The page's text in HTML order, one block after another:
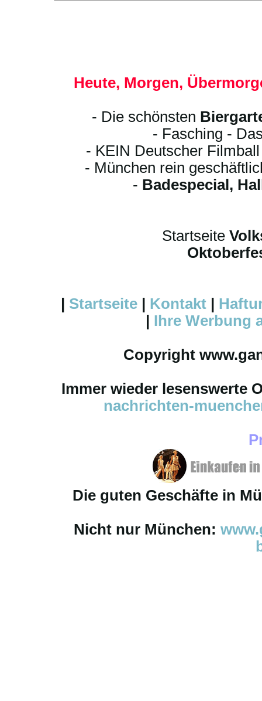
Heute, Morgen,
- Die schönsten
- Fasching -
- KEIN Deutscher
- München rein
- Badespecial,
Startseite
Startseite Kontakt
Ihre Werbung
Copyright
Immer wieder lesenswerte
nachrichten-
Die guten Geschäfte in
Nicht nur München: